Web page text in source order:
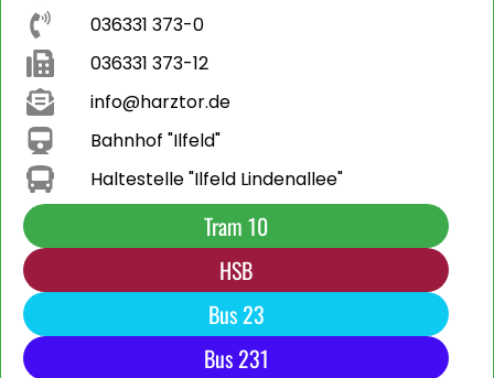
036331 373-0
036331 373-12
info@harztor.de
Bahnhof "Ilfeld"
Haltestelle "Ilfeld Lindenallee"
Tram 10
HSB
Bus 23
Bus 231